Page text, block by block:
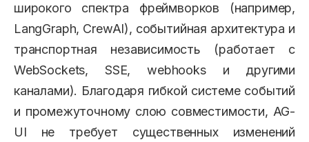
широкого спектра фреймворков (например,
LangGraph, CrewAI), событийная архитектура и
транспортная независимость (работает с
WebSockets, SSE, webhooks и другими
каналами). Благодаря гибкой системе событий
и промежуточному слою совместимости, AG-
UI не требует существенных изменений